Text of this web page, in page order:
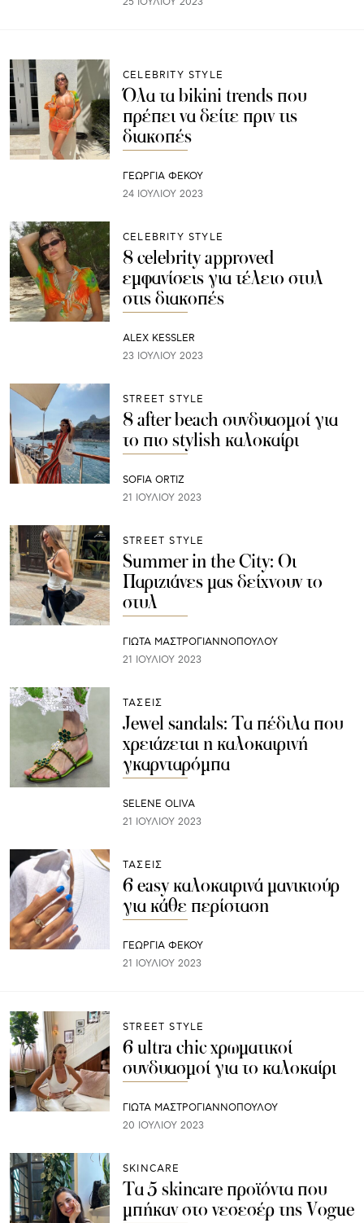
CELEBRITY STYLE
Όλα τα bikini trends που
πρέπει να δείτε πριν τις
διακοπές
ΓΕΩΡΓΙΑ ΦΕΚΟΥ
24 ΙΟΥΛΊΟΥ 2023
CELEBRITY STYLE
8 celebrity approved
εμφανίσεις για τέλειο στυλ
στις διακοπές
ALEX KESSLER
23 ΙΟΥΛΊΟΥ 2023
STREET STYLE
8 after beach συνδυασμοί για
το πιο stylish καλοκαίρι
SOFIA ORTIZ
21 ΙΟΥΛΊΟΥ 2023
STREET STYLE
Summer in the City: Οι
Παριζιάνες μας δείχνουν το
στυλ
ΓΙΩΤΑ ΜΑΣΤΡΟΓΙΑΝΝΟΠΟΥΛΟΥ
21 ΙΟΥΛΊΟΥ 2023
ΤΑΣΕΙΣ
Jewel sandals: Τα πέδιλα που
χρειάζεται η καλοκαιρινή
γκαρνταρόμπα
SELENE OLIVA
21 ΙΟΥΛΊΟΥ 2023
ΤΑΣΕΙΣ
6 easy καλοκαιρινά μανικιούρ
για κάθε περίσταση
ΓΕΩΡΓΙΑ ΦΕΚΟΥ
21 ΙΟΥΛΊΟΥ 2023
STREET STYLE
6 ultra chic χρωματικοί
συνδυασμοί για το καλοκαίρι
ΓΙΩΤΑ ΜΑΣΤΡΟΓΙΑΝΝΟΠΟΥΛΟΥ
20 ΙΟΥΛΊΟΥ 2023
SKINCARE
Τα 5 skincare προϊόντα που
μπήκαν στο νεσεσέρ της Vogue